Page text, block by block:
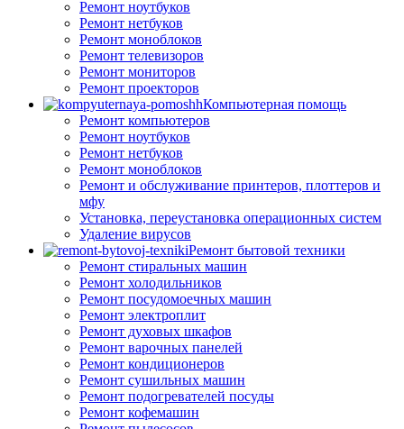
Ремонт ноутбуков
Ремонт нетбуков
Ремонт моноблоков
Ремонт телевизоров
Ремонт мониторов
Ремонт проекторов
Компьютерная помощь
Ремонт компьютеров
Ремонт ноутбуков
Ремонт нетбуков
Ремонт моноблоков
Ремонт и обслуживание принтеров, плоттеров и
мфу
Установка, переустановка операционных систем
Удаление вирусов
Ремонт бытовой техники
Ремонт стиральных машин
Ремонт холодильников
Ремонт посудомоечных машин
Ремонт электроплит
Ремонт духовых шкафов
Ремонт варочных панелей
Ремонт кондиционеров
Ремонт сушильных машин
Ремонт подогревателей посуды
Ремонт кофемашин